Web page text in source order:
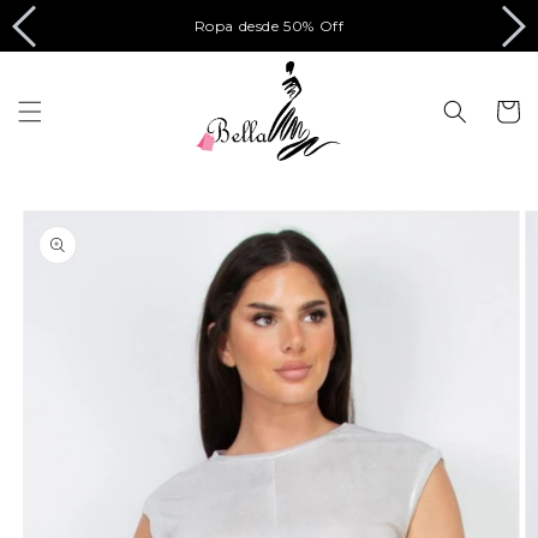
Ropa desde 50% Off
directamente
al contenido
Carrito
directamente
a la
información